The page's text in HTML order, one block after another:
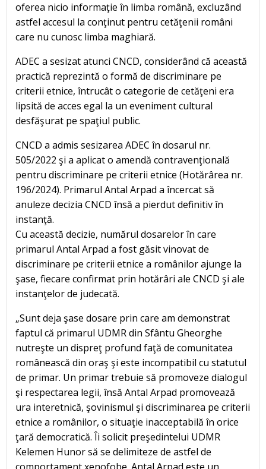
oferea nicio informaţie în limba română, excluzând
astfel accesul la conţinut pentru cetăţenii români
care nu cunosc limba maghiară.
ADEC a sesizat atunci CNCD, considerând că această
practică reprezintă o formă de discriminare pe
criterii etnice, întrucât o categorie de cetăţeni era
lipsită de acces egal la un eveniment cultural
desfăşurat pe spaţiul public.
CNCD a admis sesizarea ADEC în dosarul nr.
505/2022 şi a aplicat o amendă contravenţională
pentru discriminare pe criterii etnice (Hotărârea nr.
196/2024). Primarul Antal Arpad a încercat să
anuleze decizia CNCD însă a pierdut definitiv în
instanţă.
Cu această decizie, numărul dosarelor în care
primarul Antal Arpad a fost găsit vinovat de
discriminare pe criterii etnice a românilor ajunge la
şase, fiecare confirmat prin hotărâri ale CNCD şi ale
instanţelor de judecată.
„Sunt deja şase dosare prin care am demonstrat
faptul că primarul UDMR din Sfântu Gheorghe
nutreşte un dispreţ profund faţă de comunitatea
românească din oraş şi este incompatibil cu statutul
de primar. Un primar trebuie să promoveze dialogul
şi respectarea legii, însă Antal Arpad promovează
ura interetnică, şovinismul şi discriminarea pe criterii
etnice a românilor, o situaţie inacceptabilă în orice
ţară democratică. Îi solicit preşedintelui UDMR
Kelemen Hunor să se delimiteze de astfel de